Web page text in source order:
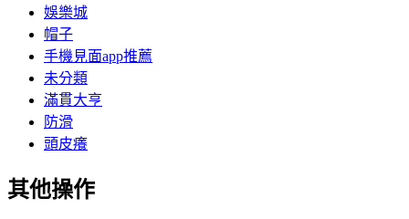
娛樂城
帽子
手機見面app推薦
未分類
滿貫大亨
防滑
頭皮癢
其他操作